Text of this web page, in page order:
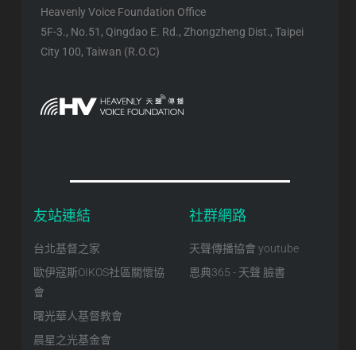
Heavenly Voice Foundation Office
5F-3., No.51, Qingdao E. Rd., Zhongzheng Dist., Taipei
City 100, Taiwan (R.O.C)
友站連結
台北基督之家
歐伊寇斯OIKOS社區關懷協
會
曙光華人基督教會
晨星之光基金會
社群網路
天聲傳播協會 youtube
恩典365 - 天聲 臉書